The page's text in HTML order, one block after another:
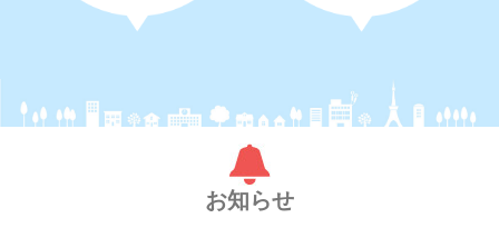
お知らせ